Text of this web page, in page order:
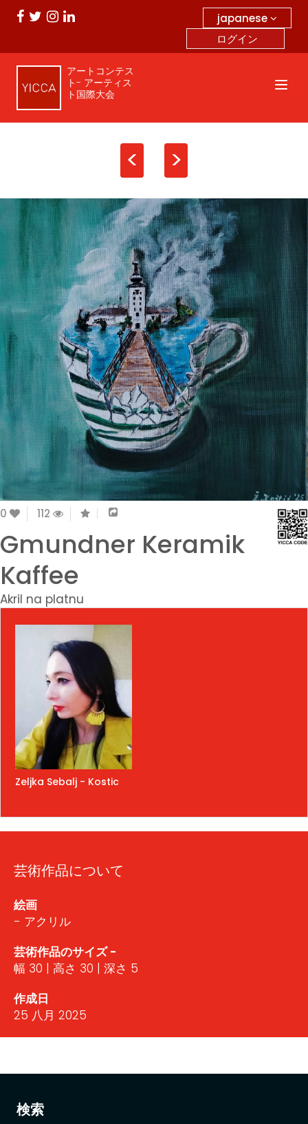
japanese
ログイン
アートコンテス
ト- アーティス
ト国際大会
検索
< >
0 112
Gmundner Keramik
Kaffee
Akril na platnu
Zeljka Sebalj - Kostic
芸術作品について
絵画
- アクリル
芸術作品のサイズ -
幅 30 | 高さ 30 | 深さ 5
作成日
25 八月 2025